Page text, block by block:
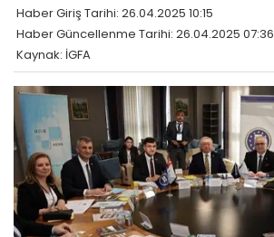
Haber Giriş Tarihi: 26.04.2025 10:15
Haber Güncellenme Tarihi: 26.04.2025 07:36
Kaynak: İGFA